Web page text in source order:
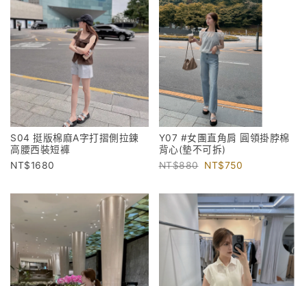
S04 挺版棉麻A字打摺側拉鍊
高腰西裝短褲
1680
Y07 #女團直角肩 圓領掛脖棉
背心(墊不可拆)
880
750